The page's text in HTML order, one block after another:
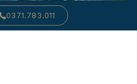
0371.783.011